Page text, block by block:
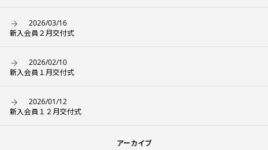
2026/03/16
新入会員２月交付式
2026/02/10
新入会員１月交付式
2026/01/12
新入会員１２月交付式
アーカイブ